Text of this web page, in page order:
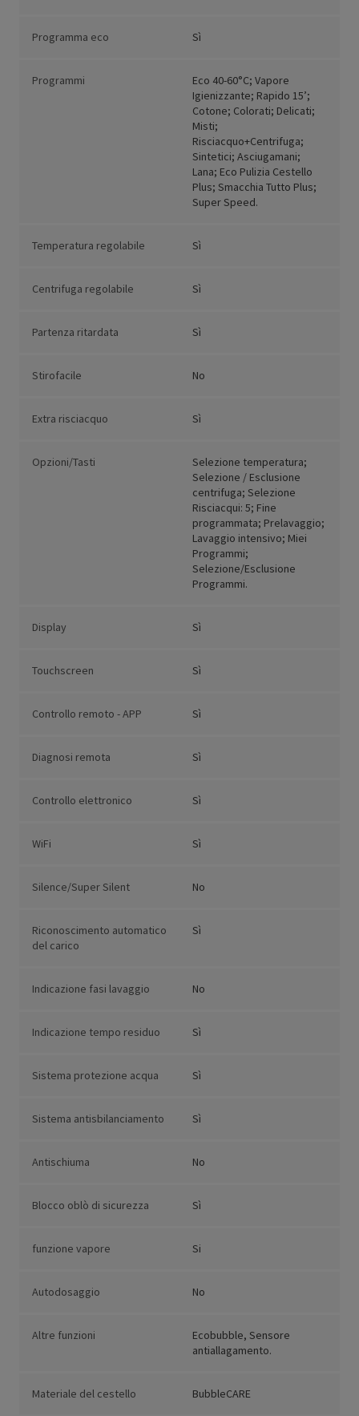
Programma eco Sì
Programmi
Eco 40-60°C; Vapore
Igienizzante; Rapido 15’;
Cotone; Colorati; Delicati;
Misti;
Risciacquo+Centrifuga;
Sintetici; Asciugamani;
Lana; Eco Pulizia Cestello
Plus; Smacchia Tutto Plus;
Super Speed.
Temperatura regolabile Sì
Centrifuga regolabile Sì
Partenza ritardata Sì
Stirofacile No
Extra risciacquo Sì
Opzioni/Tasti
Selezione temperatura;
Selezione / Esclusione
centrifuga; Selezione
Risciacqui: 5; Fine
programmata; Prelavaggio;
Lavaggio intensivo; Miei
Programmi;
Selezione/Esclusione
Programmi.
Display Sì
Touchscreen Sì
Controllo remoto - APP Sì
Diagnosi remota Sì
Controllo elettronico Sì
WiFi Sì
Silence/Super Silent No
Riconoscimento automatico
del carico
Sì
Indicazione fasi lavaggio No
Indicazione tempo residuo Sì
Sistema protezione acqua Sì
Sistema antisbilanciamento Sì
Antischiuma No
Blocco oblò di sicurezza Sì
funzione vapore Si
Autodosaggio No
Altre funzioni
Ecobubble, Sensore
antiallagamento.
Materiale del cestello BubbleCARE